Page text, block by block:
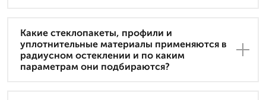
Какие стеклопакеты, профили и
уплотнительные материалы применяются в
радиусном остеклении и по каким
параметрам они подбираются?